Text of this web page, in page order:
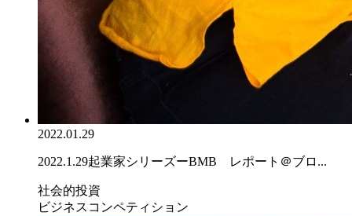
2022.01.29
2022.1.29起業家シリーズーBMB レポート＠ブロ...
社会的投資
ビジネスコンペティション